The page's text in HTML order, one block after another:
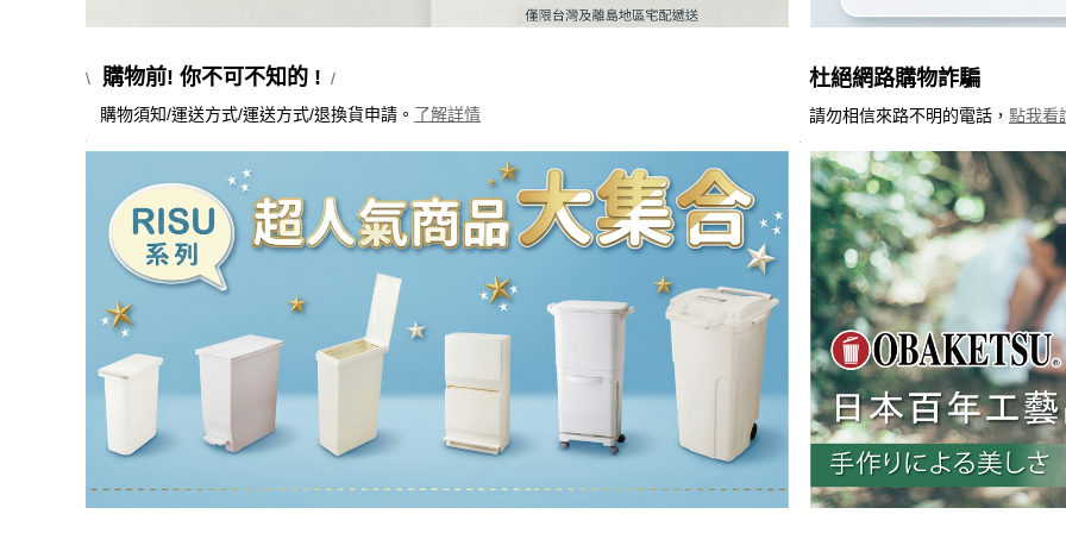
\ 購物前! 你不可不知的 ! /
購物須知/運送方式/運送方式/退換貨申請。 了解詳情
杜絕網路購物詐騙
請勿相信來路不明的電話， 點我看